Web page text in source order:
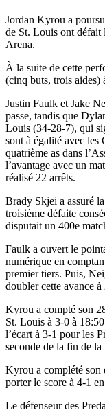
Jordan Kyrou a
de St. Louis ont défait
Arena.
À la suite de cette
(cinq buts, trois aides)
Justin Faulk et Jake
passe, tandis que
Louis (34-28-7), qui
sont à égalité avec les
quatrième as dans
l’avantage avec un
réalisé 22 arrêts.
Brady Skjei a assuré
troisième défaite
disputait un 400e
Faulk a ouvert le
numérique en
premier tiers. Puis,
doubler cette avance à
Kyrou a compté son
St. Louis à 3-0 à
l’écart à 3-1 pour les
seconde de la fin de la
Kyrou a complété son
porter le score à 4-1
Le défenseur des